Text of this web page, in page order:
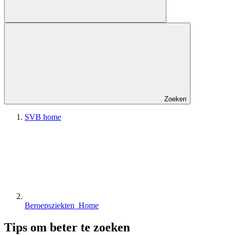
Zoeken
SVB home
Beroepsziekten Home
Tips om beter te zoeken